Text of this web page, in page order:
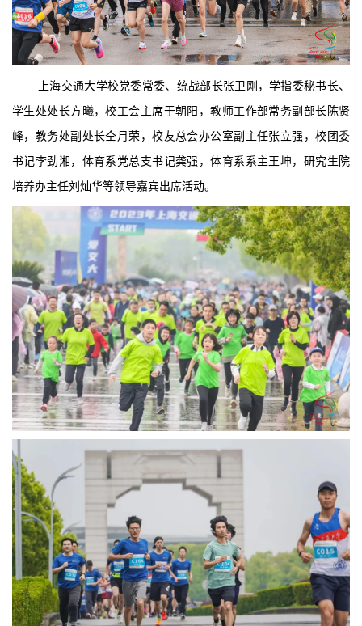
上海交通大学校党委常委、统战部长张卫刚，学指委秘书长、
学生处处长方曦，校工会主席于朝阳，教师工作部常务副部长陈贤
峰，教务处副处长仝月荣，校友总会办公室副主任张立强，校团委
书记李劲湘，体育系党总支书记龚强，体育系系主王坤，研究生院
培养办主任刘灿华等领导嘉宾出席活动。